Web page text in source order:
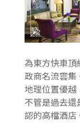
為東方快車頂
政商名流雲集
地理位置優越
不管是過去
認的高檔酒店